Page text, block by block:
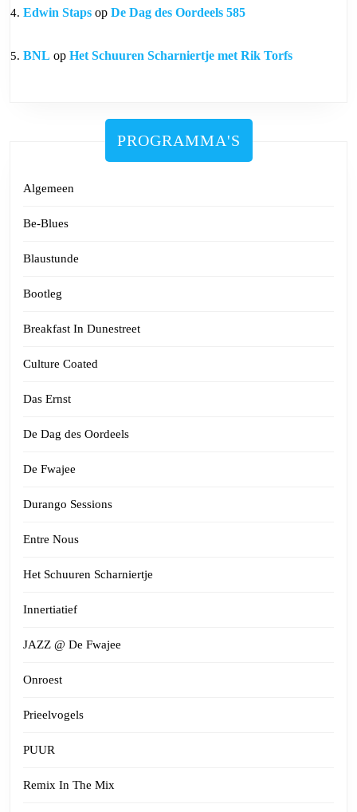
Edwin Staps op De Dag des Oordeels 585
BNL op Het Schuuren Scharniertje met Rik Torfs
PROGRAMMA'S
Algemeen
Be-Blues
Blaustunde
Bootleg
Breakfast In Dunestreet
Culture Coated
Das Ernst
De Dag des Oordeels
De Fwajee
Durango Sessions
Entre Nous
Het Schuuren Scharniertje
Innertiatief
JAZZ @ De Fwajee
Onroest
Prieelvogels
PUUR
Remix In The Mix